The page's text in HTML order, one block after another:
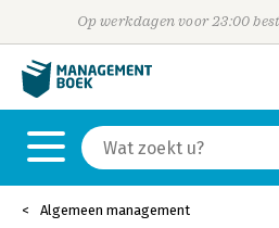
Op werkdagen voor 23:00
Algemeen management